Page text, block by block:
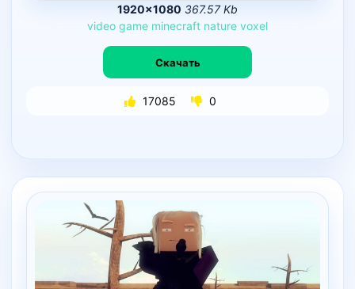
1920×1080 367.57 Kb
video game minecraft nature voxel
Скачать
17085 0